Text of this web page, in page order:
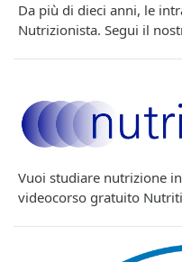
Da più di dieci anni, le
Nutrizionista. Segui il
Vuoi studiare nutrizione
videocorso gratuito